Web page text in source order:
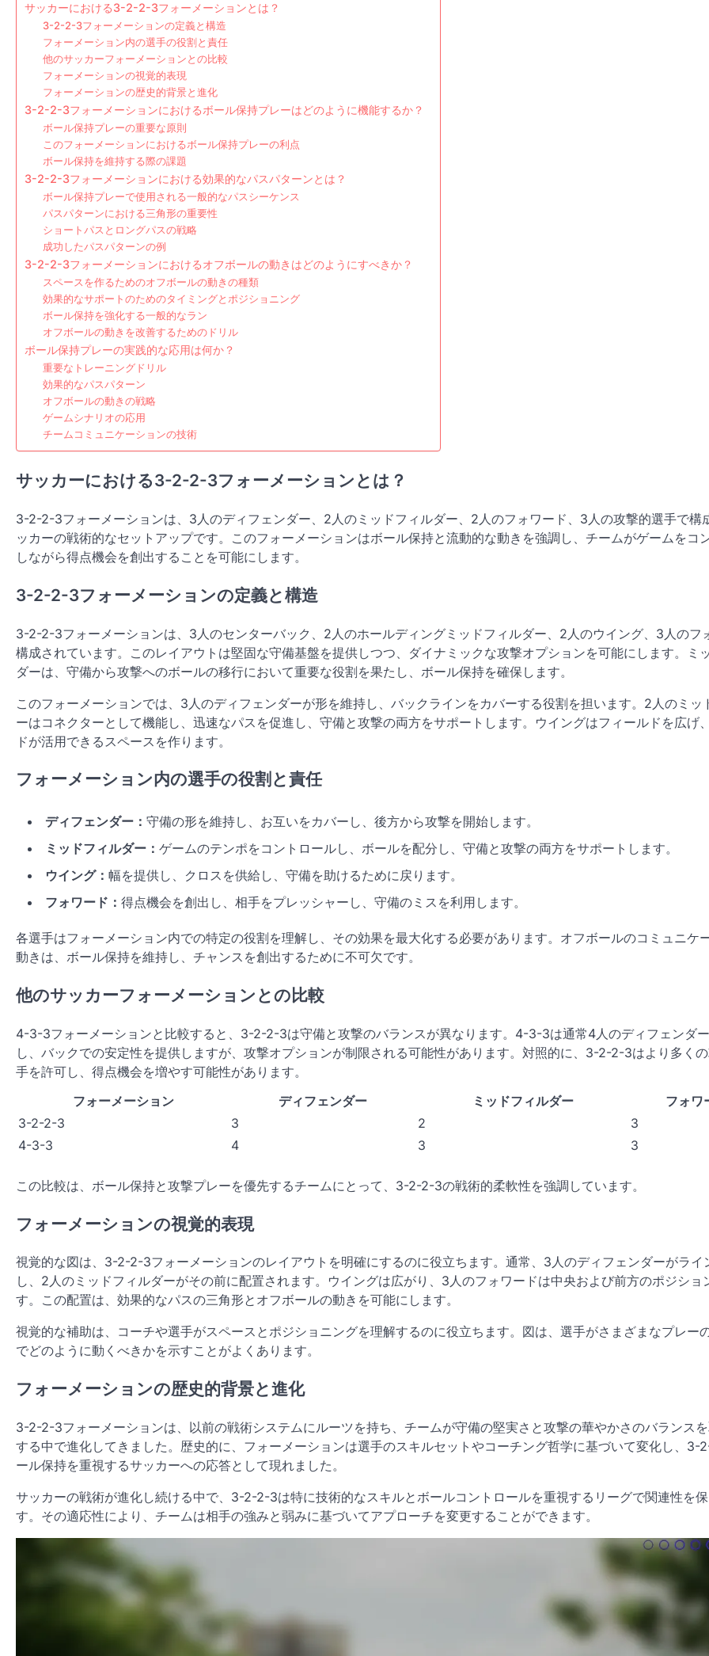
サッカーにおける3-2-2-3フォーメーションとは？
3-2-2-3フォーメーションの定義と構造
フォーメーション内の選手の役割と責任
他のサッカーフォーメーションとの比較
フォーメーションの視覚的表現
フォーメーションの歴史的背景と進化
3-2-2-3フォーメーションにおけるボール保持プレーはどのように機能するか？
ボール保持プレーの重要な原則
このフォーメーションにおけるボール保持プレーの利点
ボール保持を維持する際の課題
3-2-2-3フォーメーションにおける効果的なパスパターンとは？
ボール保持プレーで使用される一般的なパスシーケンス
パスパターンにおける三角形の重要性
ショートパスとロングパスの戦略
成功したパスパターンの例
3-2-2-3フォーメーションにおけるオフボールの動きはどのようにすべきか？
スペースを作るためのオフボールの動きの種類
効果的なサポートのためのタイミングとポジショニング
ボール保持を強化する一般的なラン
オフボールの動きを改善するためのドリル
ボール保持プレーの実践的な応用は何か？
重要なトレーニングドリル
効果的なパスパターン
オフボールの動きの戦略
ゲームシナリオの応用
チームコミュニケーションの技術
サッカーにおける3-2-2-3フォーメーションとは？
3-2-2-3フォーメーションは、3人のディフェンダー、2人のミッドフィルダー、2人のフォワード、3人の攻撃的選手で構
ッカーの戦術的なセットアップです。このフォーメーションはボール保持と流動的な動きを強調し、チームがゲームをコ
しながら得点機会を創出することを可能にします。
3-2-2-3フォーメーションの定義と構造
3-2-2-3フォーメーションは、3人のセンターバック、2人のホールディングミッドフィルダー、2人のウイング、3人のフ
構成されています。このレイアウトは堅固な守備基盤を提供しつつ、ダイナミックな攻撃オプションを可能にします。ミ
ダーは、守備から攻撃へのボールの移行において重要な役割を果たし、ボール保持を確保します。
このフォーメーションでは、3人のディフェンダーが形を維持し、バックラインをカバーする役割を担います。2人のミッ
ーはコネクターとして機能し、迅速なパスを促進し、守備と攻撃の両方をサポートします。ウイングはフィールドを広げ
ドが活用できるスペースを作ります。
フォーメーション内の選手の役割と責任
ディフェンダー： 守備の形を維持し、お互いをカバーし、後方から攻撃を開始します。
ミッドフィルダー： ゲームのテンポをコントロールし、ボールを配分し、守備と攻撃の両方をサポートします。
ウイング： 幅を提供し、クロスを供給し、守備を助けるために戻ります。
フォワード： 得点機会を創出し、相手をプレッシャーし、守備のミスを利用します。
各選手はフォーメーション内での特定の役割を理解し、その効果を最大化する必要があります。オフボールのコミュニケ
動きは、ボール保持を維持し、チャンスを創出するために不可欠です。
他のサッカーフォーメーションとの比較
4-3-3フォーメーションと比較すると、3-2-2-3は守備と攻撃のバランスが異なります。4-3-3は通常4人のディフェンダ
し、バックでの安定性を提供しますが、攻撃オプションが制限される可能性があります。対照的に、3-2-2-3はより多く
手を許可し、得点機会を増やす可能性があります。
フォーメーション
ディフェンダー ミッドフィルダー
フォワ
3-2-2-3
3 2
3
4-3-3
4 3 3
この比較は、ボール保持と攻撃プレーを優先するチームにとって、3-2-2-3の戦術的柔軟性を強調しています。
フォーメーションの視覚的表現
視覚的な図は、3-2-2-3フォーメーションのレイアウトを明確にするのに役立ちます。通常、3人のディフェンダーがライ
し、2人のミッドフィルダーがその前に配置されます。ウイングは広がり、3人のフォワードは中央および前方のポジショ
す。この配置は、効果的なパスの三角形とオフボールの動きを可能にします。
視覚的な補助は、コーチや選手がスペースとポジショニングを理解するのに役立ちます。図は、選手がさまざまなプレー
でどのように動くべきかを示すことがよくあります。
フォーメーションの歴史的背景と進化
3-2-2-3フォーメーションは、以前の戦術システムにルーツを持ち、チームが守備の堅実さと攻撃の華やかさのバランス
する中で進化してきました。歴史的に、フォーメーションは選手のスキルセットやコーチング哲学に基づいて変化し、3-
ール保持を重視するサッカーへの応答として現れました。
サッカーの戦術が進化し続ける中で、3-2-2-3は特に技術的なスキルとボールコントロールを重視するリーグで関連性を保
す。その適応性により、チームは相手の強みと弱みに基づいてアプローチを変更することができます。